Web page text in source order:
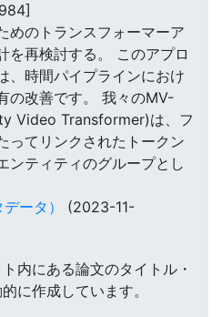
めのトランスフォーマーア
を再検討する。 このアプロ
、時間パイプラインにおけ
の改善です。 我々のMV-
Video Transformer)は、フ
ってリンクされたトークン
ンティティのグループとし
ータ）
(2023-11-
内にある論文のタイトル・
に作成しています。